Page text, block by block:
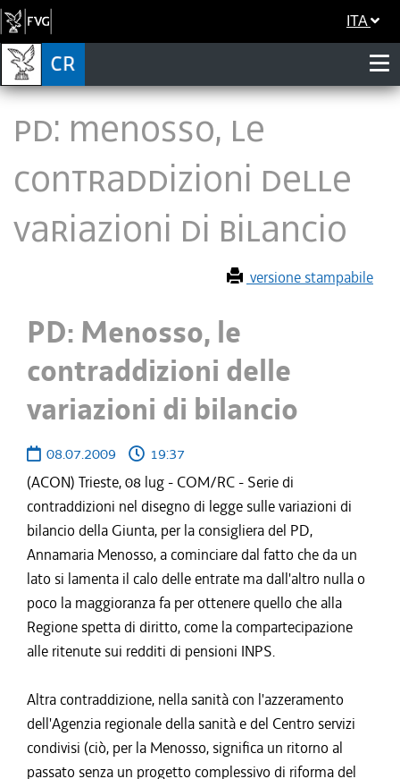
ITA
PD: Menosso, le
contraddizioni delle
variazioni di bilancio
versione stampabile
PD: Menosso, le
contraddizioni delle
variazioni di bilancio
08.07.2009
19:37
(ACON) Trieste, 08 lug - COM/RC - Serie di
contraddizioni nel disegno di legge sulle variazioni di
bilancio della Giunta, per la consigliera del PD,
Annamaria Menosso, a cominciare dal fatto che da un
lato si lamenta il calo delle entrate ma dall'altro nulla o
poco la maggioranza fa per ottenere quello che alla
Regione spetta di diritto, come la compartecipazione
alle ritenute sui redditi di pensioni INPS.
Altra contraddizione, nella sanità con l'azzeramento
dell'Agenzia regionale della sanità e del Centro servizi
condivisi (ciò, per la Menosso, significa un ritorno al
passato senza un progetto complessivo di riforma del